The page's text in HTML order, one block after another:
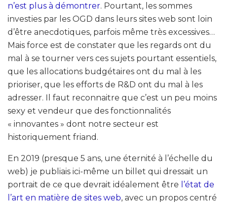
n’est plus à démontrer. Pourtant, les sommes
investies par les OGD dans leurs sites web sont loin
d’être anecdotiques, parfois même très excessives…
Mais force est de constater que les regards ont du
mal à se tourner vers ces sujets pourtant essentiels,
que les allocations budgétaires ont du mal à les
prioriser, que les efforts de R&D ont du mal à les
adresser. Il faut reconnaitre que c’est un peu moins
sexy et vendeur que des fonctionnalités
« innovantes » dont notre secteur est
historiquement friand.
En 2019 (presque 5 ans, une éternité à l’échelle du
web) je publiais ici-même un billet qui dressait un
portrait de ce que devrait idéalement être l’état de
l’art en matière de sites web, avec un propos centré